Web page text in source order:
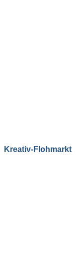
Kreativ-Flohmarkt